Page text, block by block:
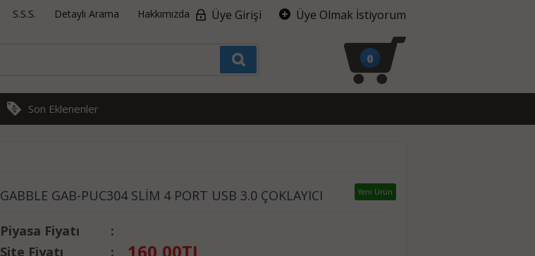
S.S.S. Detaylı Arama Hakkımızda Üye Girişi Üye Olmak İstiyorum
0
Son Eklenenler
Yeni Ürün
GABBLE GAB-PUC304 SLİM 4 PORT USB 3.0 ÇOKLAYICI
Piyasa Fiyatı
:
Site Fiyatı
: